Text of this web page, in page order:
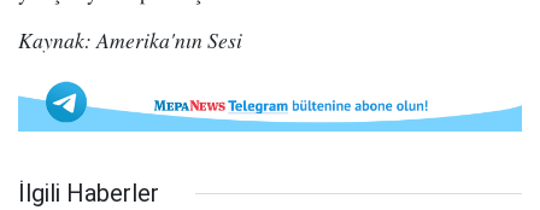
Kaynak: Amerika'nın Sesi
İlgili Haberler